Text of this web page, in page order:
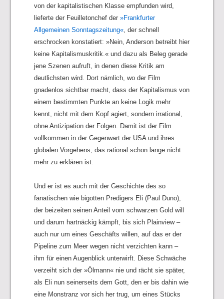
von der kapitalistischen Klasse empfunden wird,
lieferte der Feuilletonchef der»Frankfurter
Allgemeinen Sonntagszeitung«, der schnell
erschrocken konstatiert: »Nein, Anderson betreibt hier
keine Kapitalismuskritik.« und dazu als Beleg gerade
jene Szenen aufruft, in denen diese Kritik am
deutlichsten wird. Dort nämlich, wo der Film
gnadenlos sichtbar macht, dass der Kapitalismus von
einem bestimmten Punkte an keine Logik mehr
kennt, nicht mit dem Kopf agiert, sondern irrational,
ohne Antizipation der Folgen. Damit ist der Film
vollkommen in der Gegenwart der USA und ihres
globalen Vorgehens, das rational schon lange nicht
mehr zu erklären ist.
Und er ist es auch mit der Geschichte des so
fanatischen wie bigotten Predigers Eli (Paul Duno),
der beizeiten seinen Anteil vom schwarzen Gold will
und darum hartnäckig kämpft, bis sich Plainview –
auch nur um eines Geschäfts willen, auf das er der
Pipeline zum Meer wegen nicht verzichten kann –
ihm für einen Augenblick unterwirft. Diese Schwäche
verzeiht sich der »Ölmann« nie und rächt sie später,
als Eli nun seinerseits dem Gott, den er bis dahin wie
eine Monstranz vor sich her trug, um eines Stücks